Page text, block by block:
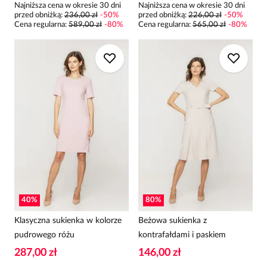
Najniższa cena w okresie 30 dni
przed obniżką: 236,00 zł -50%
Cena regularna: 589,00 zł -80%
Najniższa cena w okresie 30 dni
przed obniżką: 226,00 zł -50%
Cena regularna: 565,00 zł -80%
40%
Klasyczna sukienka w kolorze
pudrowego różu
287,00 zł
80%
Beżowa sukienka z
kontrafałdami i paskiem
146,00 zł